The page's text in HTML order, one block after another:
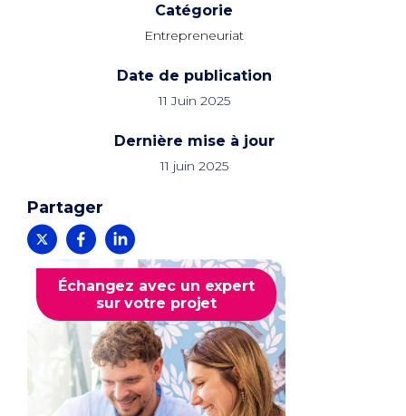
Catégorie
Entrepreneuriat
Date de publication
11 Juin 2025
Dernière mise à jour
11 juin 2025
Partager
Échangez avec un expert
sur votre projet